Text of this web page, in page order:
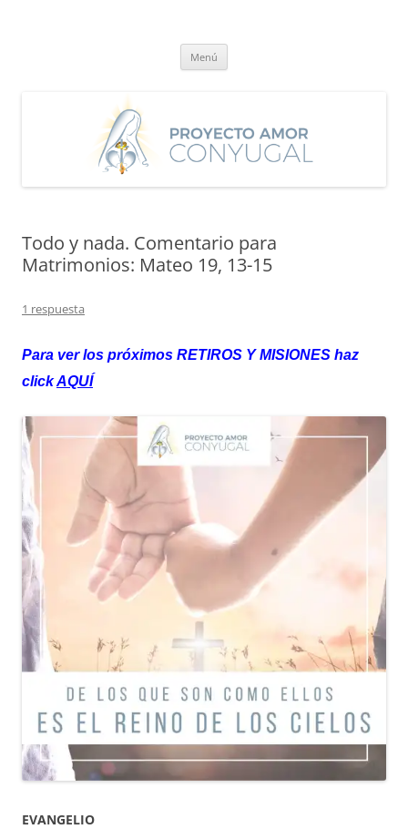
Menú
Todo y nada. Comentario para
Matrimonios: Mateo 19, 13-15
1 respuesta
Para ver los próximos RETIROS Y MISIONES haz
clickAQUÍ
EVANGELIO